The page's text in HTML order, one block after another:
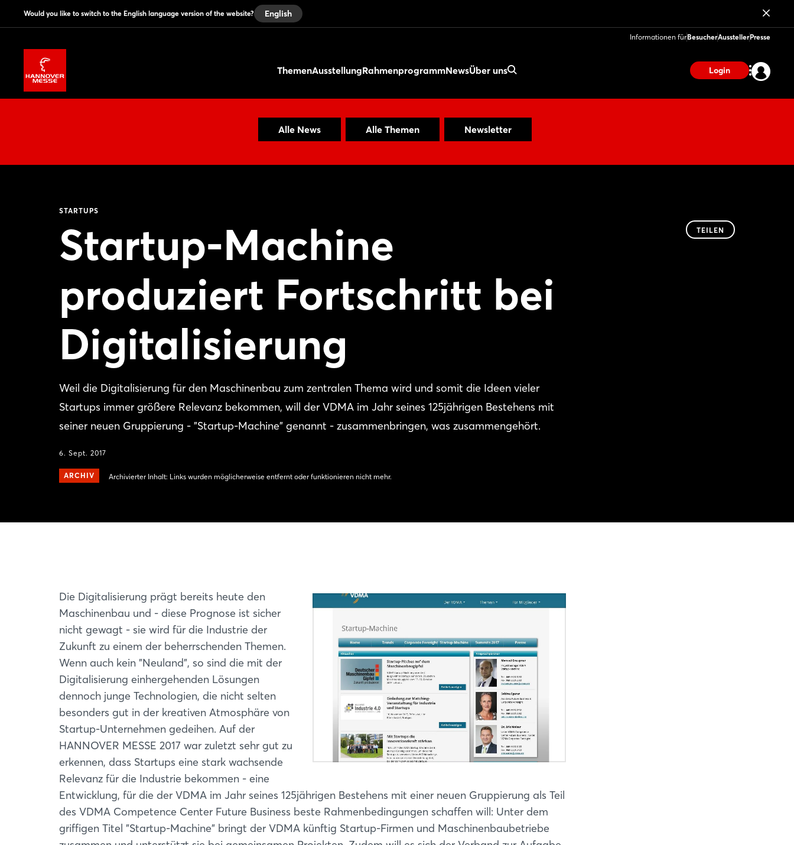
Would you like to switch to the English language version of the website? English
Informationen fürBesucherAusstellerPresse
ThemenAusstellungRahmenprogrammNewsÜber uns Login
Alle News Alle Themen Newsletter
STARTUPS
Startup-Machine
produziert Fortschritt bei
Digitalisierung
Weil die Digitalisierung für den Maschinenbau zum zentralen Thema wird und somit die Ideen vieler
Startups immer größere Relevanz bekommen, will der VDMA im Jahr seines 125jährigen Bestehens mit
seiner neuen Gruppierung - "Startup-Machine" genannt - zusammenbringen, was zusammengehört.
6. Sept. 2017
ARCHIV Archivierter Inhalt: Links wurden möglicherweise entfernt oder funktionieren nicht mehr.
TEILEN
Die Digitalisierung prägt bereits heute den
Maschinenbau und - diese Prognose ist sicher
nicht gewagt - sie wird für die Industrie der
Zukunft zu einem der beherrschenden Themen.
Wenn auch kein "Neuland", so sind die mit der
Digitalisierung einhergehenden Lösungen
dennoch junge Technologien, die nicht selten
besonders gut in der kreativen Atmosphäre von
Startup-Unternehmen gedeihen. Auf der
HANNOVER MESSE 2017 war zuletzt sehr gut zu
erkennen, dass Startups eine stark wachsende
Relevanz für die Industrie bekommen - eine
Entwicklung, für die der VDMA im Jahr seines 125jährigen Bestehens mit einer neuen Gruppierung als Teil
des VDMA Competence Center Future Business beste Rahmenbedingungen schaffen will: Unter dem
griffigen Titel "Startup-Machine" bringt der VDMA künftig Startup-Firmen und Maschinenbaubetriebe